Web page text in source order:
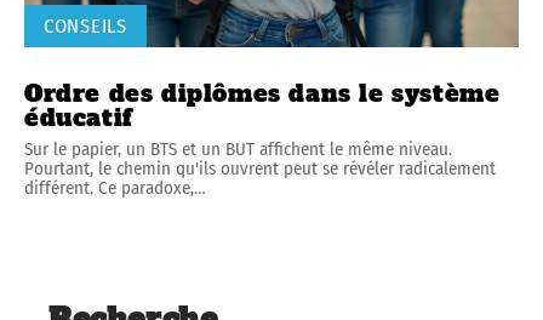
CONSEILS
Ordre des diplômes dans le système
éducatif
Sur le papier, un BTS et un BUT affichent le même niveau.
Pourtant, le chemin qu'ils ouvrent peut se révéler radicalement
différent. Ce paradoxe,…